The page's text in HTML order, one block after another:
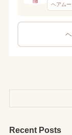
ヘアムー
Recent Posts